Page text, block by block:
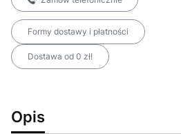
Formy dostawy i płatności
Dostawa od 0 zł!
Opis